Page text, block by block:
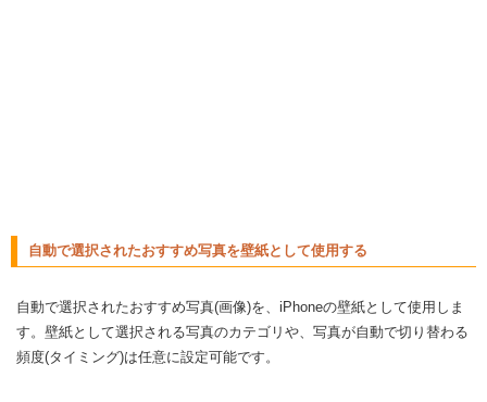
自動で選択されたおすすめ写真を壁紙として使用する
自動で選択されたおすすめ写真(画像)を、iPhoneの壁紙として使用しま
す。壁紙として選択される写真のカテゴリや、写真が自動で切り替わる
頻度(タイミング)は任意に設定可能です。